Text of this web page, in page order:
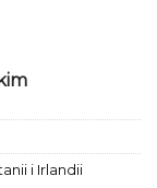
i Irlandii